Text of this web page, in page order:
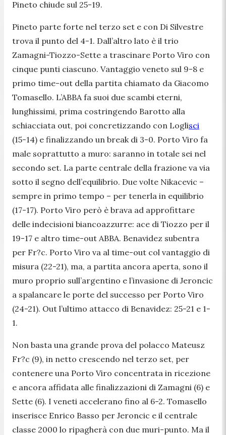
Pineto chiude sul 25-19.
Pineto parte forte nel terzo set e con Di Silvestre
trova il punto del 4-1. Dall’altro lato è il trio
Zamagni-Tiozzo-Sette a trascinare Porto Viro con
cinque punti ciascuno. Vantaggio veneto sul 9-8 e
primo time-out della partita chiamato da Giacomo
Tomasello. L’ABBA fa suoi due scambi eterni,
lunghissimi, prima costringendo Barotto alla
schiacciata out, poi concretizzando con Loglisci
(15-14) e finalizzando un break di 3-0. Porto Viro fa
male soprattutto a muro: saranno in totale sei nel
secondo set. La parte centrale della frazione va via
sotto il segno dell’equilibrio. Due volte Nikacevic –
sempre in primo tempo – per tenerla in equilibrio
(17-17). Porto Viro però è brava ad approfittare
delle indecisioni biancoazzurre: ace di Tiozzo per il
19-17 e altro time-out ABBA. Benavidez subentra
per Fr?c. Porto Viro va al time-out col vantaggio di
misura (22-21), ma, a partita ancora aperta, sono il
muro proprio sull’argentino e l’invasione di Jeroncic
a spalancare le porte del successo per Porto Viro
(24-21). Out l’ultimo attacco di Benavidez: 25-21 e 1-
1.
Non basta una grande prova del polacco Mateusz
Fr?c (9), in netto crescendo nel terzo set, per
contenere una Porto Viro concentrata in ricezione
e ancora affidata alle finalizzazioni di Zamagni (6) e
Sette (6). I veneti accelerano fino al 6-2. Tomasello
inserisce Enrico Basso per Jeroncic e il centrale
classe 2000 lo ripagherà con due muri-punto. Ma il